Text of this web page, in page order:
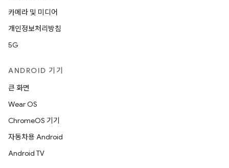
카메라 및 미디어
개인정보처리방침
5G
ANDROID 기기
큰 화면
Wear OS
ChromeOS 기기
자동차용 Android
Android TV